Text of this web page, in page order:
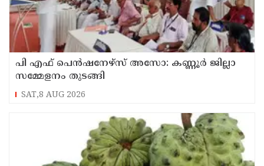
പി എഫ് പെൻഷനേഴ്സ് അസോ: കണ്ണൂർ ജില്ലാ
സമ്മേളനം തുടങ്ങി
SAT,8 AUG 2026